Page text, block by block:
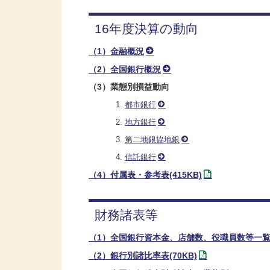
16年度決算の動向
（1）金融概況
（2）全国銀行概況
（3）業態別損益動向
都市銀行
地方銀行
第二地銀協地銀
信託銀行
（4）付属表・参考表(415KB)
財務諸表等
（1）全国銀行資本金、店舗数、役職員数等一
（2）銀行別諸比率表(70KB)